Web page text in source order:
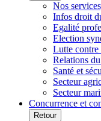
Nos
Infos droit
Egalité
Election
Lutte
Relations
Santé et
Secteur
Secteur
Concurrence et
Retour